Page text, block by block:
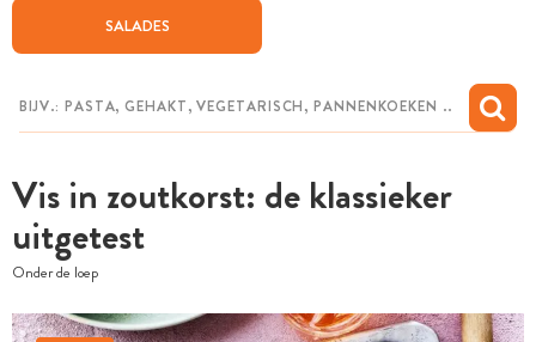
SALADES
Vis in zoutkorst: de klassieker
uitgetest
Onder de loep
CHAT MET MAIA
MIJN BEWAARDE RECEPTEN